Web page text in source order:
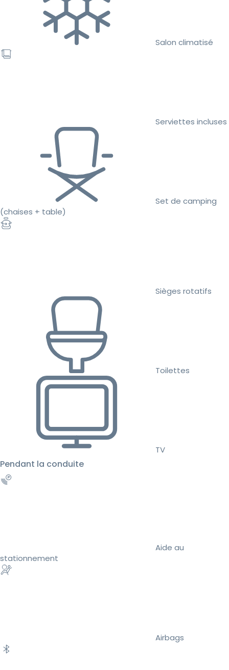
Salon climatisé
Serviettes incluses
Set de camping
(chaises + table)
Sièges rotatifs
Toilettes
TV
Pendant la conduite
Aide au
stationnement
Airbags